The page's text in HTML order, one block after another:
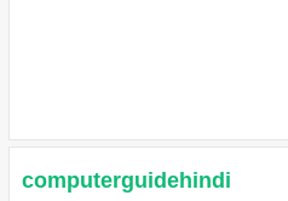
computerguidehindi